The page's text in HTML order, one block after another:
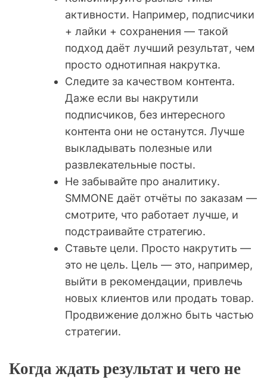
активности. Например, подписчики
+ лайки + сохранения — такой
подход даёт лучший результат, чем
просто однотипная накрутка.
Следите за качеством контента.
Даже если вы накрутили
подписчиков, без интересного
контента они не останутся. Лучше
выкладывать полезные или
развлекательные посты.
Не забывайте про аналитику.
SMMONE даёт отчёты по заказам —
смотрите, что работает лучше, и
подстраивайте стратегию.
Ставьте цели. Просто накрутить —
это не цель. Цель — это, например,
выйти в рекомендации, привлечь
новых клиентов или продать товар.
Продвижение должно быть частью
стратегии.
Когда ждать результат и чего не